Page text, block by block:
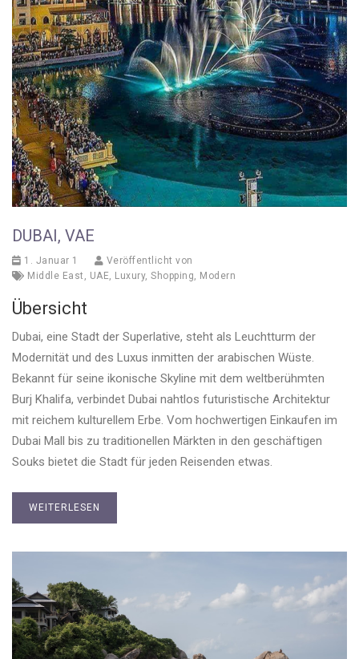
DUBAI, VAE
1. Januar 1
Veröffentlicht von
Middle East
UAE Luxury, Shopping Modern
Übersicht
Dubai, eine Stadt der Superlative, steht als Leuchtturm der
Modernität und des Luxus inmitten der arabischen Wüste.
Bekannt für seine ikonische Skyline mit dem weltberühmten
Burj Khalifa, verbindet Dubai nahtlos futuristische Architektur
mit reichem kulturellem Erbe. Vom hochwertigen Einkaufen im
Dubai Mall bis zu traditionellen Märkten in den geschäftigen
Souks bietet die Stadt für jeden Reisenden etwas.
WEITERLESEN